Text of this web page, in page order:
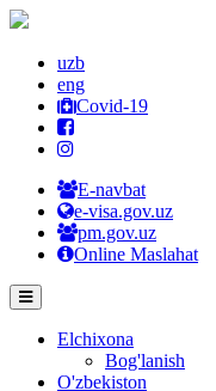
uzb
eng
Covid-19
E-navbat
e-visa.gov.uz
pm.gov.uz
Online Maslahat
Elchixona
Bog'lanish
O'zbekiston